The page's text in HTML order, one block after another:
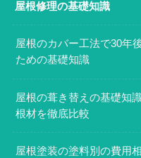
屋根修理の基礎知識
屋根のカバー工法で30年
ための基礎知識
屋根の葺き替えの基礎知
根材を徹底比較
屋根塗装の塗料別の費用